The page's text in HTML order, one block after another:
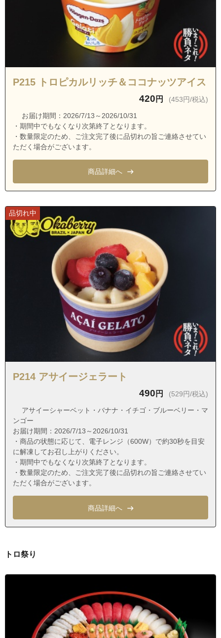
沖縄県宜野湾市真栄原１丁目
沖縄県宜野湾市真栄原２丁目
沖縄県宜野湾市真栄原３丁目
沖縄県宜野湾市真志喜１丁目
沖縄県宜野湾市真志喜３丁目
沖縄県宜野湾市真志喜４丁目
沖縄県浦添市安波茶１丁目
沖縄県浦添市安波茶２丁目
沖縄県浦添市安波茶３丁目
沖縄県浦添市伊祖１丁目
沖縄県浦添市伊祖２丁目
沖縄県浦添市伊祖３丁目
沖縄県浦添市伊祖４丁目
沖縄県浦添市伊祖５丁目
沖縄県浦添市大平１丁目
沖縄県浦添市大平３丁目
沖縄県浦添市経塚
沖縄県浦添市経塚１丁目
沖縄県浦添市城間
沖縄県浦添市城間２丁目
沖縄県浦添市城間３丁目
沖縄県浦添市城間４丁目
沖縄県浦添市当山２丁目
沖縄県浦添市当山３丁目
沖縄県浦添市仲間１丁目
沖縄県浦添市仲間２丁目
沖縄県浦添市仲間３丁目
沖縄県浦添市西原２丁目
沖縄県浦添市西原５丁目
沖縄県浦添市前田１丁目
沖縄県浦添市前田２丁目
沖縄県浦添市前田３丁目
P215 トロピカルリッチ＆ココナッツアイス
420 円 (453円/税込)
お届け期間：2026/7/13～2026/10/31
・期間中でもなくなり次第終了となります。
・数量限定のため、ご注文完了後に品切れの旨ご連絡させてい
ただく場合がございます。
商品詳細へ
品切れ中
P214 アサイージェラート
490 円 (529円/税込)
アサイーシャーベット・バナナ・イチゴ・ブルーベリー・マ
ンゴー
お届け期間：2026/7/13～2026/10/31
・商品の状態に応じて、電子レンジ（600W）で約30秒を目安
に解凍してお召し上がりください。
・期間中でもなくなり次第終了となります。
・数量限定のため、ご注文完了後に品切れの旨ご連絡させてい
ただく場合がございます。
商品詳細へ
トロ祭り